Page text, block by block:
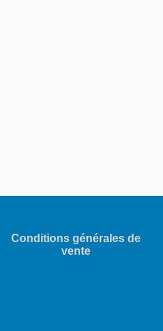
Conditions générales de
vente